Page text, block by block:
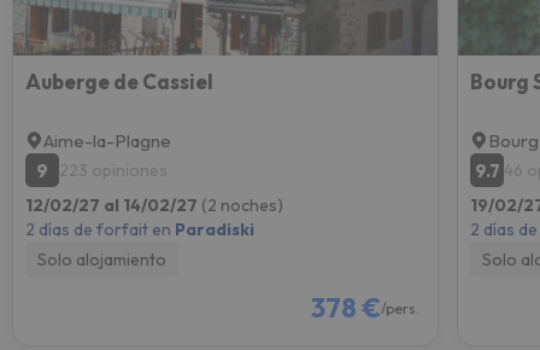
Auberge de Cassiel
Aime-la-Plagne
9
223 opiniones
12/02/27 al 14/02/27 (2 noches)
2 días de forfait en Paradiski
Solo alojamiento
378 €/pers.
9.7 46
19/02/
2 días
Solo